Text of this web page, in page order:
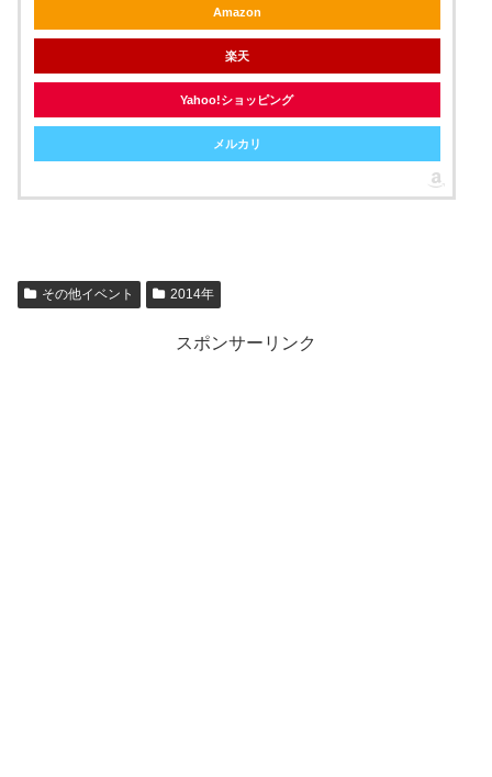
Amazon
楽天
Yahoo!ショッピング
メルカリ
その他イベント 2014年
スポンサーリンク